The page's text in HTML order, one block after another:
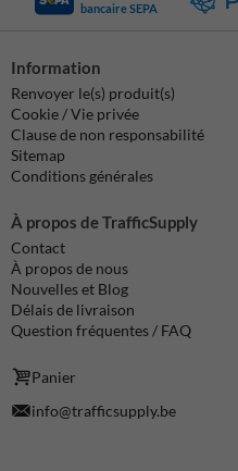
bancaire SEPA
Information
Renvoyer le(s) produit(s)
Cookie / Vie privée
Clause de non responsabilité
Sitemap
Conditions générales
À propos de TrafficSupply
Contact
À propos de nous
Nouvelles et Blog
Délais de livraison
Question fréquentes / FAQ
Panier
info@trafficsupply.be